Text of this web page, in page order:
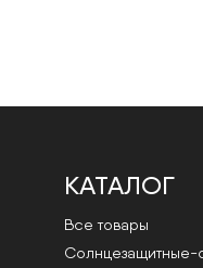
КАТАЛОГ
Все товары
Cолнцезащитные-